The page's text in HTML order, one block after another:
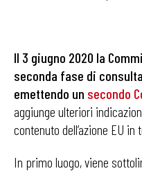
Il 3 giugno 2020 la
seconda fase di
emettendo un secondo
aggiunge ulteriori
contenuto dell’azione EU
In primo luogo, viene